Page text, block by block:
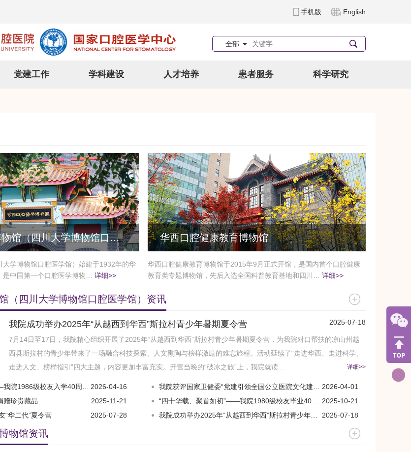
手机版 English
全部
党建工作 学科建设 人才培养 患者服务 科学研究
馆（四川大学博物馆口…
大学博物馆口腔医学馆）始建于1932年的华
是中国第一个口腔医学博物…详细>>
华西口腔健康教育博物馆
华西口腔健康教育博物馆于2015年9月正式开馆，是国内首个口腔健康
教育类专题博物馆，先后入选全国科普教育基地和四川… 详细>>
（四川大学博物馆口腔医学馆）资讯
我院成功举办2025年“从越西到华西”斯拉村青少年暑期夏令营 2025-07-18
7月14日至17日，我院精心组织开展了2025年“从越西到华西”斯拉村青少年暑期夏令营，为我院对口帮扶的凉山州越
西县斯拉村的青少年带来了一场融合科技探索、人文熏陶与榜样激励的难忘旅程。活动延续了“走进华西、走进科学、
走进人文、榜样指引”四大主题，内容更加丰富充实。开营当晚的“破冰之旅”上，我院就读…
详细>>
2026-04-16
校友入学40周年返校活动顺利举行 2026-04-01
我院获评国家卫健委“党建引领全国公立医院文化建设创新案例”等多项荣誉
2025-11-21
赠珍贵藏品 2025-10-21
“四十华载、聚首如初”——我院1980级校友毕业40周年返校活动顺利举行
2025-07-28
“华二代”夏令营 2025-07-18
我院成功举办2025年“从越西到华西”斯拉村青少年暑期夏令营
物馆资讯